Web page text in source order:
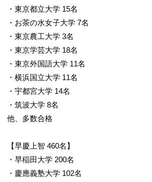
・東京都立大学 15名
・お茶の水女子大学 7名
・東京農工大学 3名
・東京学芸大学 18名
・東京外国語大学 11名
・横浜国立大学 11名
・宇都宮大学 14名
・筑波大学 8名
他、多数合格
【早慶上智 460名】
・早稲田大学 200名
・慶應義塾大学 102名